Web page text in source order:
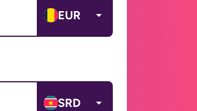
EUR
SRD